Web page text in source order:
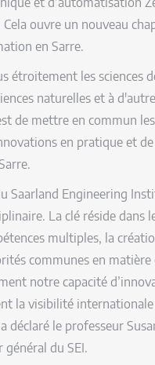
et d’automatisation
Cela ouvre un nouveau
en Sarre.
étroitement les sciences
naturelles et à
de mettre en commun
en pratique et
Saarland Engineering
La clé réside dans
multiples, la
communes en matière
notre capacité
la visibilité
déclaré le professeur
du SEI.